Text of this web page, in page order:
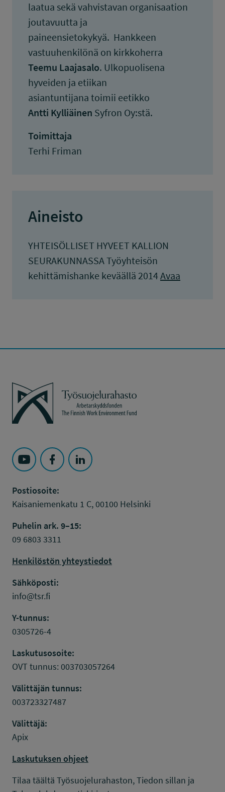
laatua sekä vahvistavan organisaation
joutavuutta ja
paineensietokykyä. Hankkeen
vastuuhenkilönä on kirkkoherra
Teemu Laajasalo. Ulkopuolisena
hyveiden ja etiikan
asiantuntijana toimii eetikko
Antti Kylliäinen Syfron Oy:stä.
Toimittaja
Terhi Friman
Aineisto
YHTEISÖLLISET HYVEET KALLION
SEURAKUNNASSA Työyhteisön
kehittämishanke keväällä 2014Avaa
Työsuojelurahasto
Seuraa Työsuojelurahasto kohteessa: YouTube
Seuraa Työsuojelurahasto kohteessa:
Seuraa Työsuojelurahasto kohteessa:
Postiosoite:
Kaisaniemenkatu 1 C, 00100 Helsinki
Puhelin ark. 9–15:
09 6803 3311
Henkilöstön yhteystiedot
Sähköposti:
info@tsr.fi
Y-tunnus:
0305726-4
Laskutusosoite:
OVT tunnus: 003703057264
Välittäjän tunnus:
003723327487
Välittäjä:
Apix
Laskutuksen ohjeet
Tilaa täältä Työsuojelurahaston, Tiedon sillan ja